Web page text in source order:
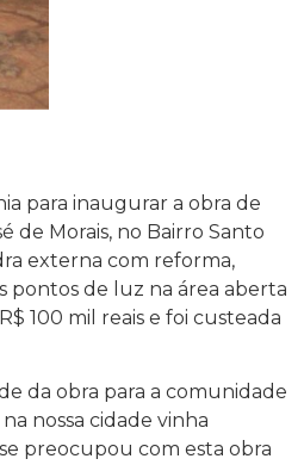
para inaugurar a obra de
de Morais, no Bairro Santo
externa com reforma,
pontos de luz na área aberta
100 mil reais e foi custeada
da obra para a comunidade
nossa cidade vinha
preocupou com esta obra